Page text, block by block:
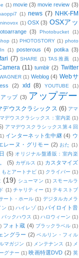
(1) movie (3) movie review (3)
(1) news (7) NHK-FM
ninovox (1) OSX (3) OSXアッ
(3) Photobucket
(1)
(1) PHOTOSTORY (1) photo
(1) posterous (4) potika (3)
(7) SHARE (1) TAS推薦
(1)
(11) tumblr (2) Twitter
(1) Weblog (4) Webサ
(2) xld (8) YOUTUBE (1)
ップ (3) アップデー
デウスクラシックス (6) アマ
デウスクラシックス：室内楽 (1)
アマデウスクラシックス第４回
インターネット生中継 (4) ウ
レーヌ・グリモー (2) おた (1)
(5) オリジナル盤通販：室内楽
(5) カザルス (1) カスタマイズ
もとアートナビ (1) クライバー (1)
(19) シューマン (1) スモールラ
(1) チャリティー (1) テキストブ
ート・ホール (1) デジタルカメラ
ン (1) ハイレゾ (1) バイロイト音
バックハウス (1) ハロウィーン (1)
フォト蔵 (4) ブラックラベル (1)
ングラー (2) ベルリン・フィル
マガジン (1) メンテナンス (1) メ
グナー (1) 映画特選DVD (2) 英